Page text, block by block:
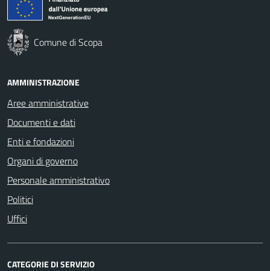
Comune di Scopa
AMMINISTRAZIONE
Aree amministrative
Documenti e dati
Enti e fondazioni
Organi di governo
Personale amministrativo
Politici
Uffici
CATEGORIE DI SERVIZIO